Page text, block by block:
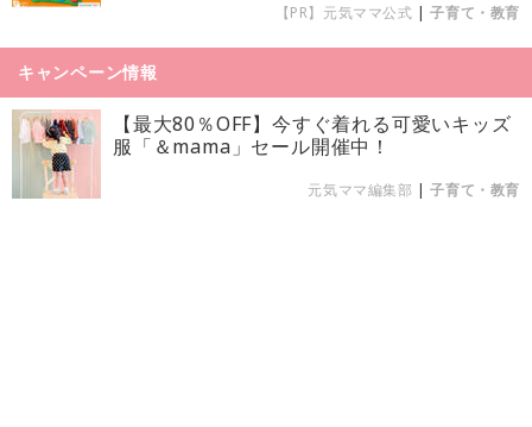
【PR】元気ママ公式 |子育て・教育
キャンペーン情報
【最大80％OFF】今すぐ着れる可愛いキッズ
服「＆mama」セール開催中！
元気ママ編集部 |子育て・教育